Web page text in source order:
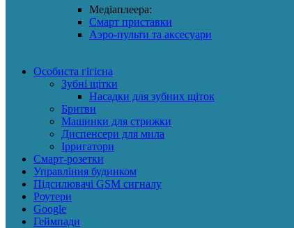
Медіаплеера:
Смарт приставки
Аэро-пульти та аксесуари
Особиста гігієна
Зубні щітки
Насадки для зубних щіток
Бритви
Машинки для стрижки
Диспенсери для мила
Ірригатори
Смарт-розетки
Управління будинком
Підсилювачі GSM сигналу
Роутери
Google
Геймпади